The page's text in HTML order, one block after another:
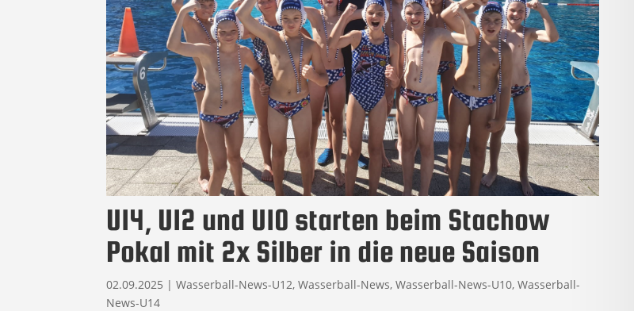
U14, U12 und U10 starten beim Stachow
Pokal mit 2x Silber in die neue Saison
02.09.2025 |Wasserball-News-U12,Wasserball-News,Wasserball-News-U10,Wasserball-
News-U14